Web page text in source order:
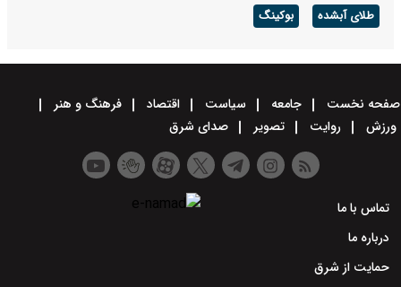
طلای آبشده بوکینگ
صفحه نخست جامعه سیاست اقتصاد
فرهنگ و هنر
ورزش
روایت تصویر صدای شرق
تماس با ما
درباره ما
حمایت از شرق